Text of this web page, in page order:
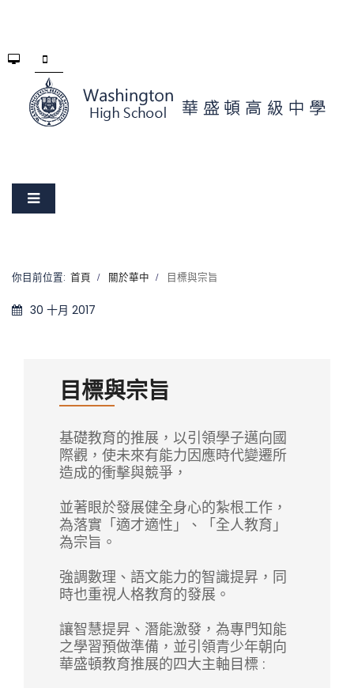
你目前位置: 首頁 關於華中 目標與宗旨
30 十月 2017
目標與宗旨
基礎教育的推展，以引領學子邁向國
際觀，使未來有能力因應時代變遷所
造成的衝擊與競爭，
並著眼於發展健全身心的紮根工作，
為落實「適才適性」、「全人教育」
為宗旨。
強調數理、語文能力的智識提昇，同
時也重視人格教育的發展。
讓智慧提昇、潛能激發，為專門知能
之學習預做準備，並引領青少年朝向
華盛頓教育推展的四大主軸目標 :